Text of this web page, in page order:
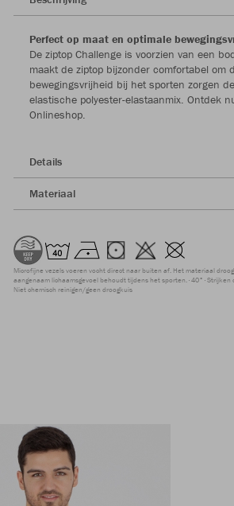
Perfect op maat en optimale
De ziptop Challenge is voorzien van een
maakt de ziptop bijzonder comfortabel om
bewegingsvrijheid bij het sporten zorgen
elastische polyester-elastaanmix. Ontdek
Onlineshop.
Details
Materiaal
Microfijne vezels voeren vocht direct naar buiten af. Het materiaal
aangenaam lichaamsgevoel behoudt tijdens het sporten. 40° Strijken
Niet chemisch reinigen/geen droogkuis